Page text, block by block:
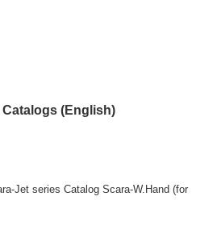
Catalogs (English)
Jet series Catalog Scara-W.Hand (for